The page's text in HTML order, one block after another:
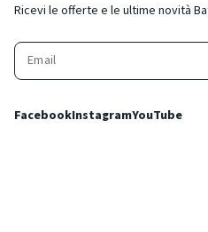
Ricevi le offerte e le ultime novità
FacebookInstagramYouTube